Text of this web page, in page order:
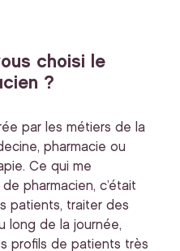
choisi le
?
par les métiers de la
pharmacie ou
Ce qui me
pharmacien, c’était
patients, traiter des
long de la journée,
profils de patients très